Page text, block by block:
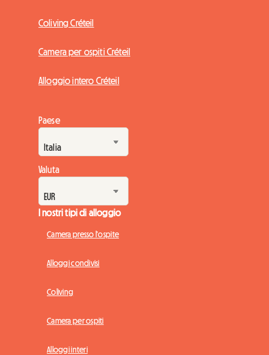
Coliving Créteil
Camera per ospiti Créteil
Alloggio intero Créteil
Paese
Valuta
I nostri tipi di alloggio
Camera presso l'ospite
Alloggi condivisi
Coliving
Camera per ospiti
Alloggi interi